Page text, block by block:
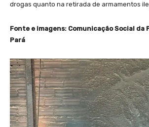
drogas quanto na retirada de armamentos
Fonte e imagens: Comunicação Social da
Pará